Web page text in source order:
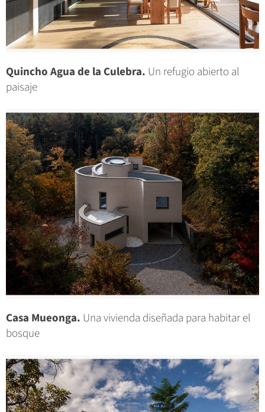
Quincho Agua de la Culebra. Un refugio abierto al
paisaje
Casa Mueonga. Una vivienda diseñada para habitar el
bosque